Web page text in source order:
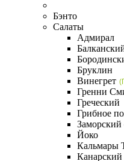
Бэнто
Салаты
Адмирал
Бруклин
Винегрет
Гренни
Греческий
Грибное
Заморский
Йоко
Кальмары
Канарский